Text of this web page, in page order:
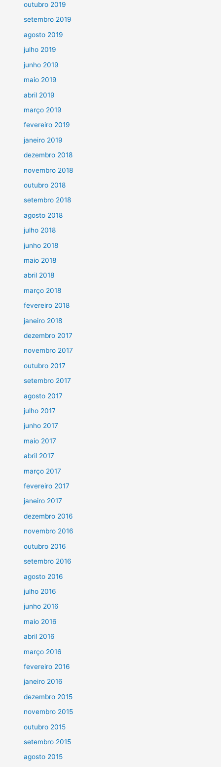
outubro 2019
setembro 2019
agosto 2019
julho 2019
junho 2019
maio 2019
abril 2019
março 2019
fevereiro 2019
janeiro 2019
dezembro 2018
novembro 2018
outubro 2018
setembro 2018
agosto 2018
julho 2018
junho 2018
maio 2018
abril 2018
março 2018
fevereiro 2018
janeiro 2018
dezembro 2017
novembro 2017
outubro 2017
setembro 2017
agosto 2017
julho 2017
junho 2017
maio 2017
abril 2017
março 2017
fevereiro 2017
janeiro 2017
dezembro 2016
novembro 2016
outubro 2016
setembro 2016
agosto 2016
julho 2016
junho 2016
maio 2016
abril 2016
março 2016
fevereiro 2016
janeiro 2016
dezembro 2015
novembro 2015
outubro 2015
setembro 2015
agosto 2015